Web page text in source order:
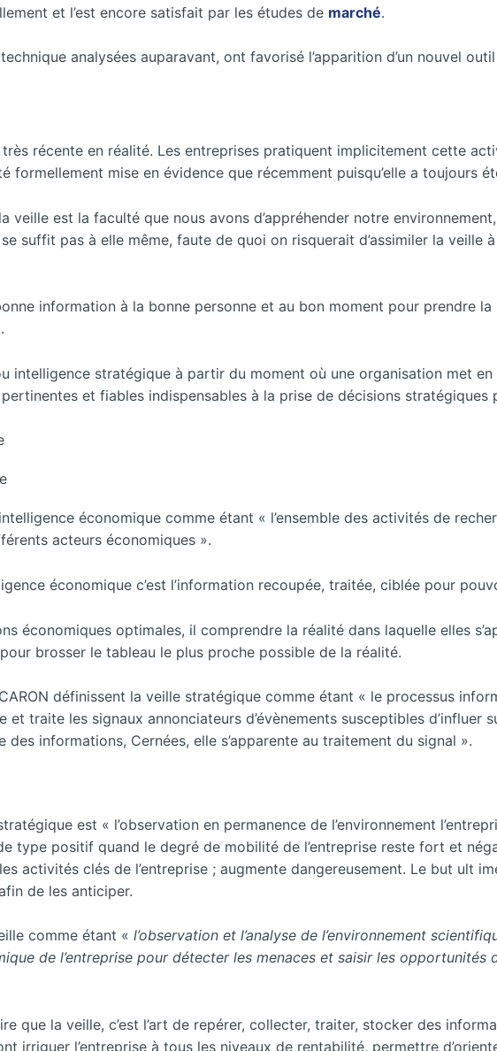
et l’est encore satisfait par les études de marché.
analysées auparavant, ont favorisé l’apparition d’un nouvel
très récente en réalité. Les entreprises pratiquent implicitement cette
formellement mise en évidence que récemment puisqu’elle a toujours
veille est la faculté que nous avons d’appréhender notre
suffit pas à elle même, faute de quoi on risquerait d’assimiler la veille
information à la bonne personne et au bon moment pour prendre
intelligence stratégique à partir du moment où une organisation met
et fiables indispensables à la prise de décisions
économique comme étant « l’ensemble des activités de
acteurs économiques ».
économique c’est l’information recoupée, traitée, ciblée pour
économiques optimales, il comprendre la réalité dans laquelle elles
brosser le tableau le plus proche possible de la réalité.
définissent la veille stratégique comme étant « le processus
et traite les signaux annonciateurs d’évènements susceptibles d’influer
des informations, Cernées, elle s’apparente au traitement du signal ».
est « l’observation en permanence de l’environnement
type positif quand le degré de mobilité de l’entreprise reste fort et
activités clés de l’entreprise ; augmente dangereusement. Le but ult
de les anticiper.
comme étant « l’observation et l’analyse de l’environnement
de l’entreprise pour détecter les menaces et saisir les opportunités
que la veille, c’est l’art de repérer, collecter, traiter, stocker des
irriguer l’entreprise à tous les niveaux de rentabilité, permettre